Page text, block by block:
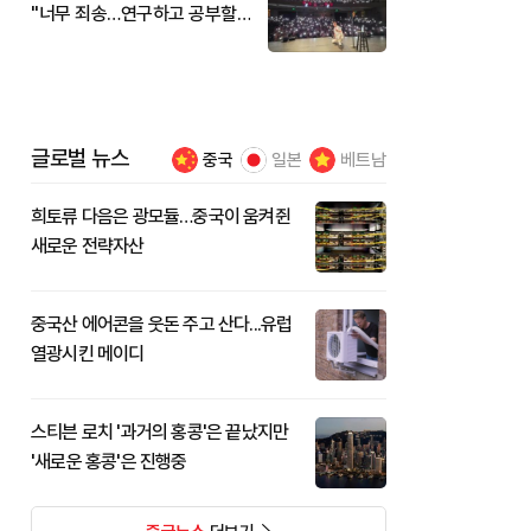
"너무 죄송…연구하고 공부할
글로벌 뉴스 중국 일본 베트남
희토류 다음은 광모듈…중국이 움켜쥔
새로운 전략자산
중국산 에어콘을 웃돈 주고 산다...유럽
열광시킨 메이디
스티븐 로치 '과거의 홍콩'은 끝났지만
'새로운 홍콩'은 진행중